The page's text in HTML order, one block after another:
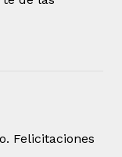
Felicitaciones